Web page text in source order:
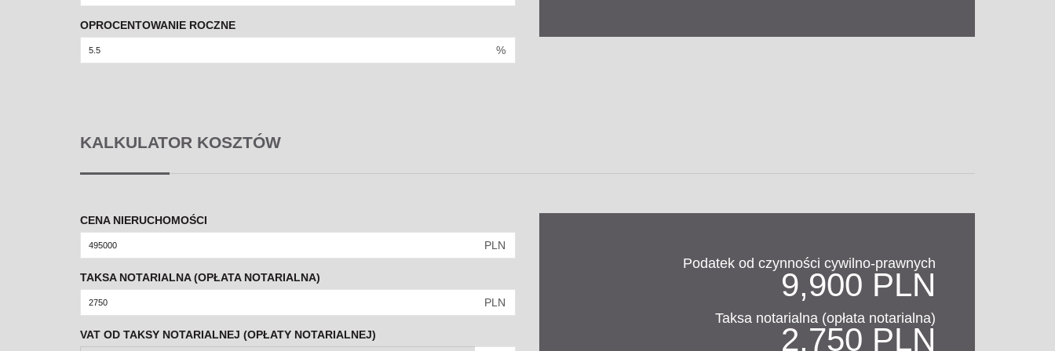
OPROCENTOWANIE ROCZNE
%
KALKULATOR KOSZTÓW
CENA NIERUCHOMOŚCI
PLN
TAKSA NOTARIALNA (OPŁATA NOTARIALNA)
PLN
VAT OD TAKSY NOTARIALNEJ (OPŁATY NOTARIALNEJ)
Podatek od czynności cywilno-prawnych
9,900 PLN
Taksa notarialna (opłata notarialna)
2,750 PLN